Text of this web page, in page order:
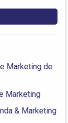
Marketing de
Marketing
& Marketing